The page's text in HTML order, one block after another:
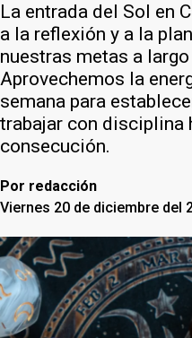
La entrada del Sol en
a la reflexión y a la
nuestras metas a
Aprovechemos la
semana para
trabajar con disciplina
consecución.
Por redacción
Viernes 20 de diciembre del